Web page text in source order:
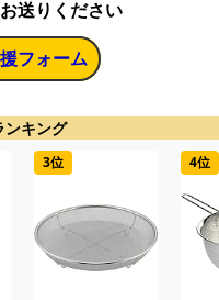
送りください
フォーム
キング
3位 4位